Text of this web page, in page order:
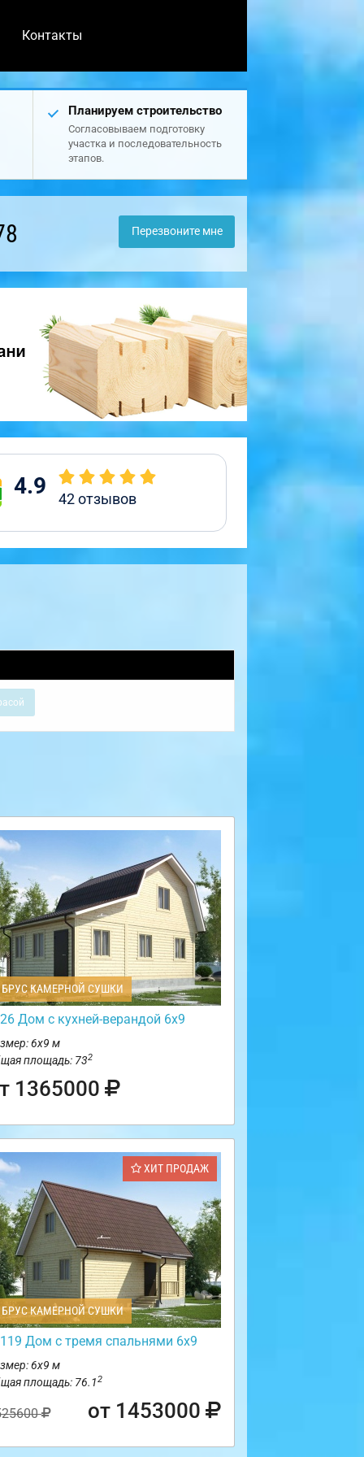
Контакты
Планируем строительство
Согласовываем подготовку
участка и последовательность
этапов.
Перезвоните мне
4.9 42отзывов
КАМЕРНОЙ СУШКИ
Дом с кухней-верандой 6х9
6х9 м
площадь: 732
1365000
ХИТ ПРОДАЖ
КАМЕРНОЙ СУШКИ
Дом с тремя спальнями 6х9
6х9 м
площадь: 76.12
от 1453000